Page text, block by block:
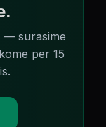
— surasime
per 15